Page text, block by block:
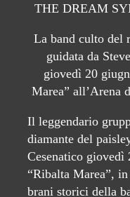
THE DREAM
La band culto del
guidata da
giovedì 20
Marea” all’Arena
Il leggendario
diamante del
Cesenatico giovedì
“Ribalta Marea”,
brani storici della